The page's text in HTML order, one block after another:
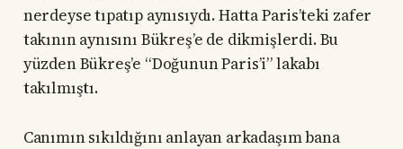
nerdeyse tıpatıp aynısıydı. Hatta Paris’teki zafer
takının aynısını Bükreş’e de dikmişlerdi. Bu
yüzden Bükreş’e “Doğunun Paris’i” lakabı
takılmıştı.
Canımın sıkıldığını anlayan arkadaşım bana